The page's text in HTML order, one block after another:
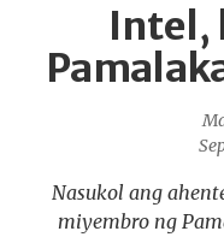
Intel,
Nasukol ang
miyembro ng